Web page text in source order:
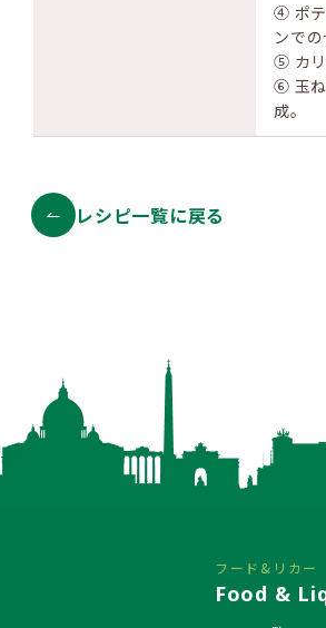
④ ポテ
ンでの
⑤ カリ
⑥ 玉ね
成。
レシピ一覧に戻る
フード&リカー
Food &